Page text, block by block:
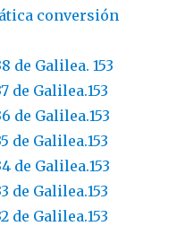
conversión
de Galilea. 153
de Galilea.153
de Galilea.153
de Galilea.153
de Galilea.153
de Galilea.153
de Galilea.153